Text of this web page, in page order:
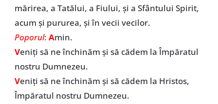
mărirea, a Tatălui, a Fiului, și a Sfântului Spirit,
acum și pururea, și în vecii vecilor.
Poporul: Amin.
Veniți să ne închinăm și să cădem la Împăratul
nostru Dumnezeu.
Veniți să ne închinăm și să cădem la Hristos,
Împăratul nostru Dumnezeu.